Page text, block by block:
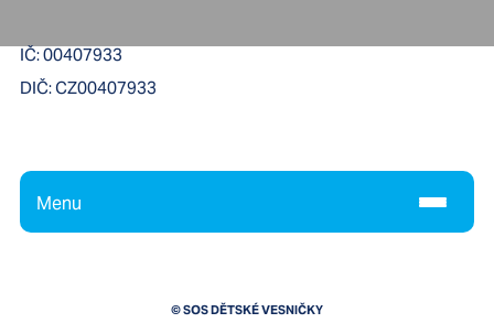
IČ:00407933
DIČ:CZ00407933
Menu
© SOS DĚTSKÉ VESNIČKY